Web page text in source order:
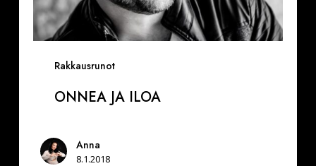
Rakkausrunot
ONNEA JA ILOA
Anna
8.1.2018